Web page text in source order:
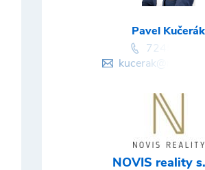
Pavel Kučerák
724588862
NOVIS reality